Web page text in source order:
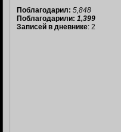
Поблагодарил: 5,848
Поблагодарили: 1,399
Записей в дневнике: 2